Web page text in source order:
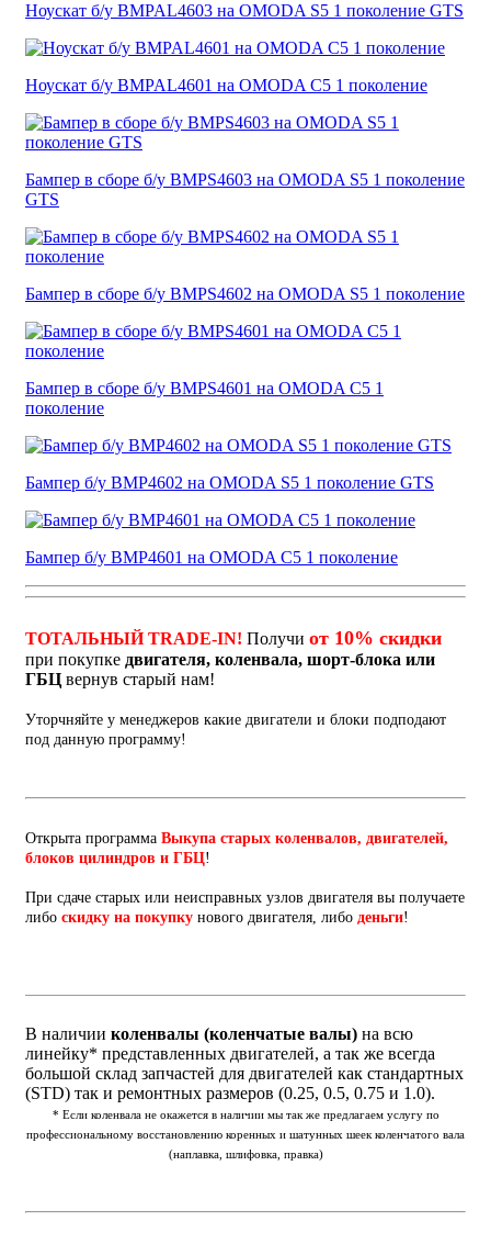
Ноускат б/у BMPAL4603 на OMODA S5 1 поколение GTS
Ноускат б/у BMPAL4601 на OMODA C5 1 поколение
Бампер в сборе б/у BMPS4603 на OMODA S5 1 поколение
GTS
Бампер в сборе б/у BMPS4602 на OMODA S5 1 поколение
Бампер в сборе б/у BMPS4601 на OMODA C5 1
поколение
Бампер б/у BMP4602 на OMODA S5 1 поколение GTS
Бампер б/у BMP4601 на OMODA C5 1 поколение
ТОТАЛЬНЫЙ TRADE-IN! Получи от 10% скидки
при покупке двигателя, коленвала, шорт-блока или
ГБЦ вернув старый нам!
Уторчняйте у менеджеров какие двигатели и блоки подподают
под данную программу!
Открыта программа Выкупа старых коленвалов, двигателей,
блоков цилиндров и ГБЦ!
При сдаче старых или неисправных узлов двигателя вы получаете
либо скидку на покупку нового двигателя, либо деньги!
В наличии коленвалы (коленчатые валы) на всю
линейку* представленных двигателей, а так же всегда
большой склад запчастей для двигателей как стандартных
(STD) так и ремонтных размеров (0.25, 0.5, 0.75 и 1.0).
* Если коленвала не окажется в наличии мы так же предлагаем услугу по
профессиональному восстановлению коренных и шатунных шеек коленчатого вала
(наплавка, шлифовка, правка)